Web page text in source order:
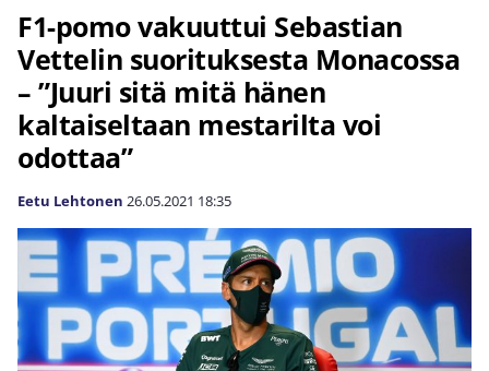
F1-pomo vakuuttui Sebastian
Vettelin suorituksesta Monacossa
– ”Juuri sitä mitä hänen
kaltaiseltaan mestarilta voi
odottaa”
Eetu Lehtonen 26.05.2021 18:35